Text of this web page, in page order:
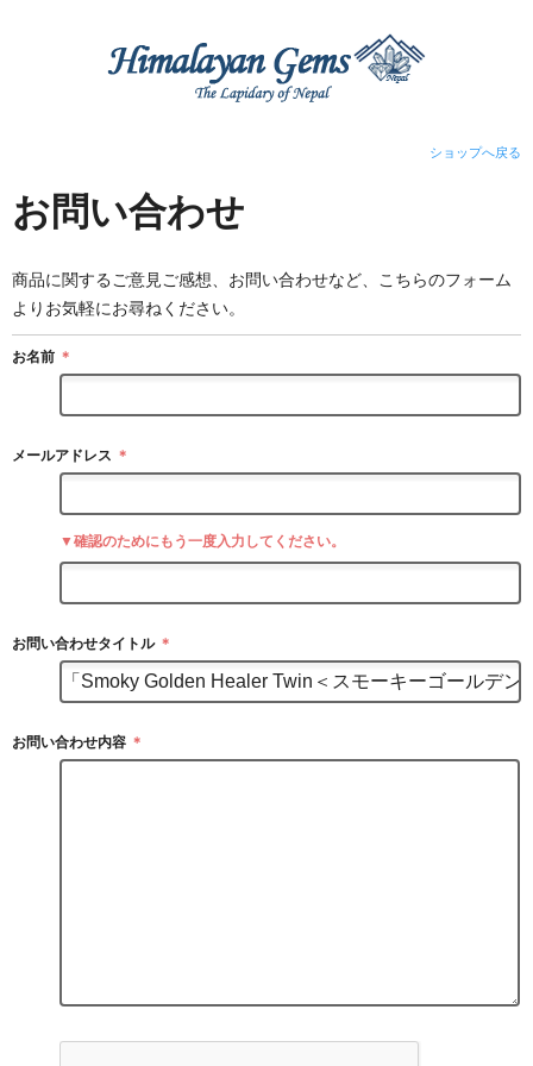
ショップへ戻る
お問い合わせ
商品に関するご意見ご感想、お問い合わせなど、こちらのフォーム
よりお気軽にお尋ねください。
お名前 ＊
メールアドレス ＊
▼確認のためにもう一度入力してください。
お問い合わせタイトル ＊
お問い合わせ内容 ＊